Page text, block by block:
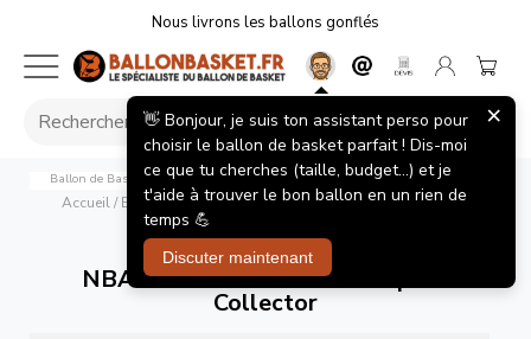
Nous livrons les ballons gonflés
Ballon de Basket Wilson NBA All Star Game 2026 - Replica Officiel Collector
Accueil/ Ballons de basket/NBA All Star Game 2026 Replica
NBA All Star Game 2026 Replica
Collector
👋 Bonjour, je suis ton assistant perso pour
choisir le ballon de basket parfait ! Dis-moi
ce que tu cherches (taille, budget...) et je
t'aide à trouver le bon ballon en un rien de
temps 💪
Discuter maintenant
×